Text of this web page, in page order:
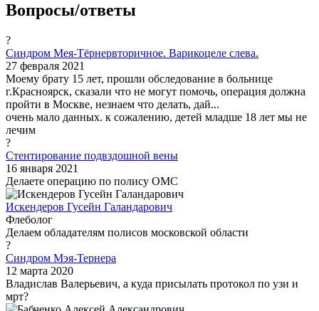
Вопросы/ответы
?
Синдром Мея-Тёрнервторичное. Варикоцеле слева.
27 февраля 2021
Моему брату 15 лет, прошли обследование в больнице
г.Красноярск, сказали что не могут помочь, операция должна
пройти в Москве, незнаем что делать, дай...
очень мало данных. к сожалению, детей младше 18 лет мы не
лечим
?
Стентирование подвздошной вены
16 января 2021
Делаете операцию по полису ОМС
Искендеров Гусейн Галандарович
Флеболог
Делаем обладателям полисов московской области
?
Синдром Мэя-Тернера
12 марта 2020
Владислав Валерьевич, а куда присылать протокол по узи и
мрт?